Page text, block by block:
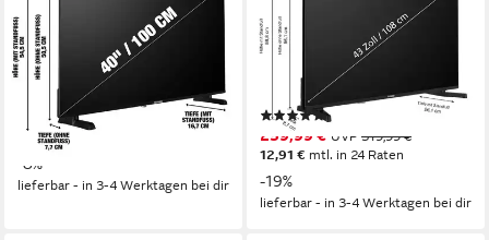
100 cm/40 Zoll
Diagonale
LED
Bildschirmtechnologie
Full HD
Auflösung
Produktdatenblatt
219,99 € UVP
20,09 €mtl. in 12 Raten
-8%
lieferbar - in 3-4 Werktagen bei dir
108 cm/43 Zoll
Diagonale
LED
Bildschirmtechnologie
Auflösung
Produktdatenblatt
(5)
259,99 € UVP 319,99 €
12,91 € mtl. in 24 Raten
-19%
lieferbar - in 3-4 Werktagen bei dir